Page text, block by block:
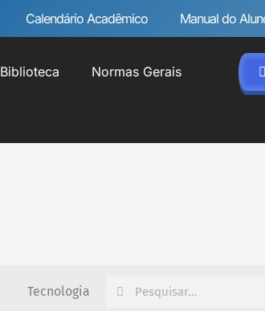
Calendário Acadêmico Manual do
Biblioteca Normas Gerais
Tecnologia